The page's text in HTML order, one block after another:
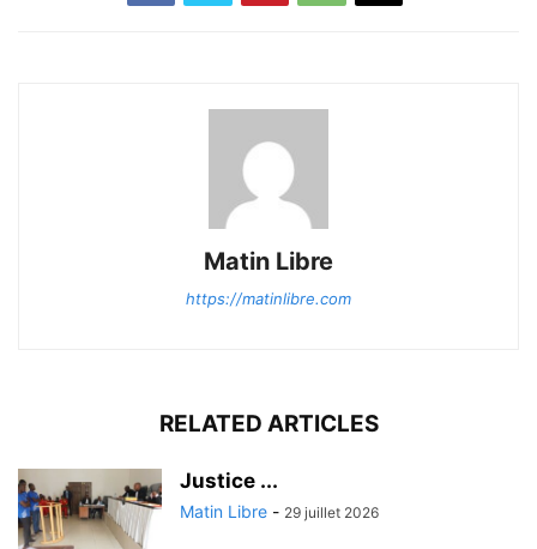
Matin Libre
https://matinlibre.com
RELATED ARTICLES
Justice ...
Matin Libre - 29 juillet 2026